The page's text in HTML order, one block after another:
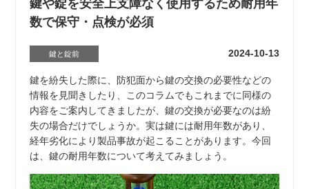
鍵や錠を安全上支障なく使用するため耐用年
数で保守・点検が必須
鍵と錠前 2024-10-13
鍵を紛失した際に、防犯面から鍵の交換の必要性などの
情報を見聞きしたり、このコラムでもこれまでに同様の
内容をご案内してきましたが、鍵の交換が必要なのは紛
失の場合だけでしょうか。実は鍵には耐用年数があり、
経年劣化により製品事故が起こることがあります。今回
は、鍵の耐用年数について考えてみましょう。